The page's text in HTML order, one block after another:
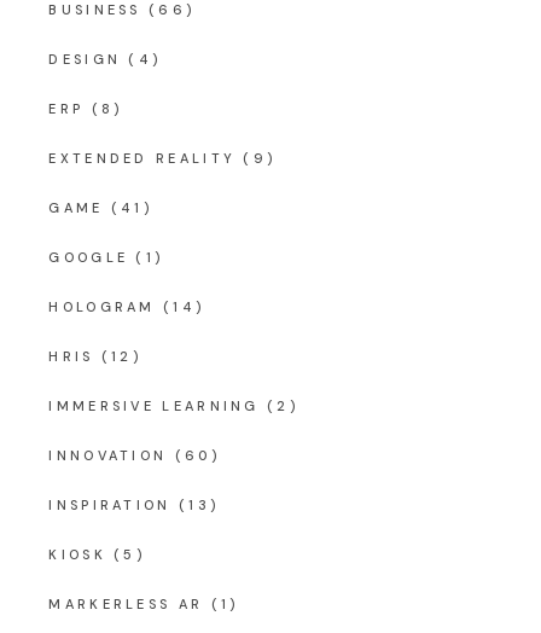
BUSINESS (66)
DESIGN (4)
ERP (8)
EXTENDED REALITY (9)
GAME (41)
GOOGLE (1)
HOLOGRAM (14)
HRIS (12)
IMMERSIVE LEARNING (2)
INNOVATION (60)
INSPIRATION (13)
KIOSK (5)
MARKERLESS AR (1)